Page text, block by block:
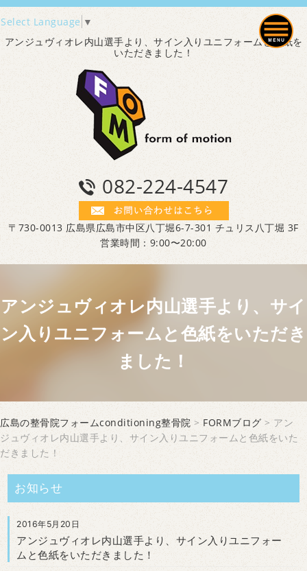
Select Language ▼
アンジュヴィオレ内山選手より、サイン入りユニフォームと色紙を
いただきました！
082-224-4547
〒730-0013 広島県広島市中区八丁堀6-7-301 チュリス八丁堀 3F
営業時間：9:00〜20:00
アンジュヴィオレ内山選手より、サイ
ン入りユニフォームと色紙をいただき
ました！
広島の整骨院フォームconditioning整骨院 > FORMブログ > アン
ジュヴィオレ内山選手より、サイン入りユニフォームと色紙をいた
だきました！
お知らせ
2016年5月20日
アンジュヴィオレ内山選手より、サイン入りユニフォー
ムと色紙をいただきました！